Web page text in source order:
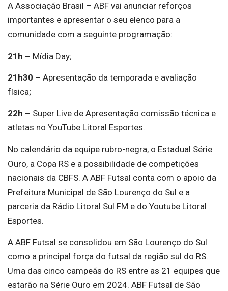
A Associação Brasil – ABF vai anunciar reforços
importantes e apresentar o seu elenco para a
comunidade com a seguinte programação:
21h – Mídia Day;
21h30 – Apresentação da temporada e avaliação
física;
22h – Super Live de Apresentação comissão técnica e
atletas no YouTube Litoral Esportes.
No calendário da equipe rubro-negra, o Estadual Série
Ouro, a Copa RS e a possibilidade de competições
nacionais da CBFS. A ABF Futsal conta com o apoio da
Prefeitura Municipal de São Lourenço do Sul e a
parceria da Rádio Litoral Sul FM e do Youtube Litoral
Esportes.
A ABF Futsal se consolidou em São Lourenço do Sul
como a principal força do futsal da região sul do RS.
Uma das cinco campeãs do RS entre as 21 equipes que
estarão na Série Ouro em 2024. ABF Futsal de São